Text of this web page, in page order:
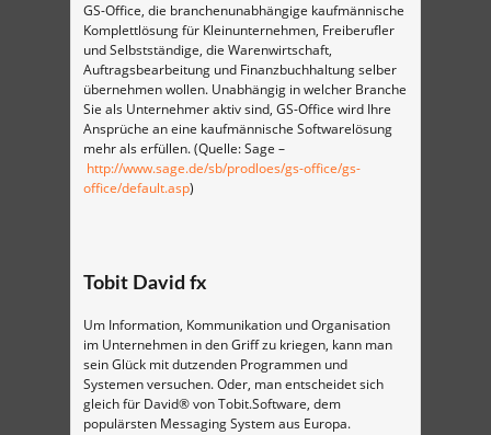
GS-Office, die branchenunabhängige kaufmännische
Komplettlösung für Kleinunternehmen, Freiberufler
und Selbstständige, die Warenwirtschaft,
Auftragsbearbeitung und Finanzbuchhaltung selber
übernehmen wollen. Unabhängig in welcher Branche
Sie als Unternehmer aktiv sind, GS-Office wird Ihre
Ansprüche an eine kaufmännische Softwarelösung
mehr als erfüllen. (Quelle: Sage –
http://www.sage.de/sb/prodloes/gs-office/gs-
office/default.asp)
Tobit David fx
Um Information, Kommunikation und Organisation
im Unternehmen in den Griff zu kriegen, kann man
sein Glück mit dutzenden Programmen und
Systemen versuchen. Oder, man entscheidet sich
gleich für David® von Tobit.Software, dem
populärsten Messaging System aus Europa.